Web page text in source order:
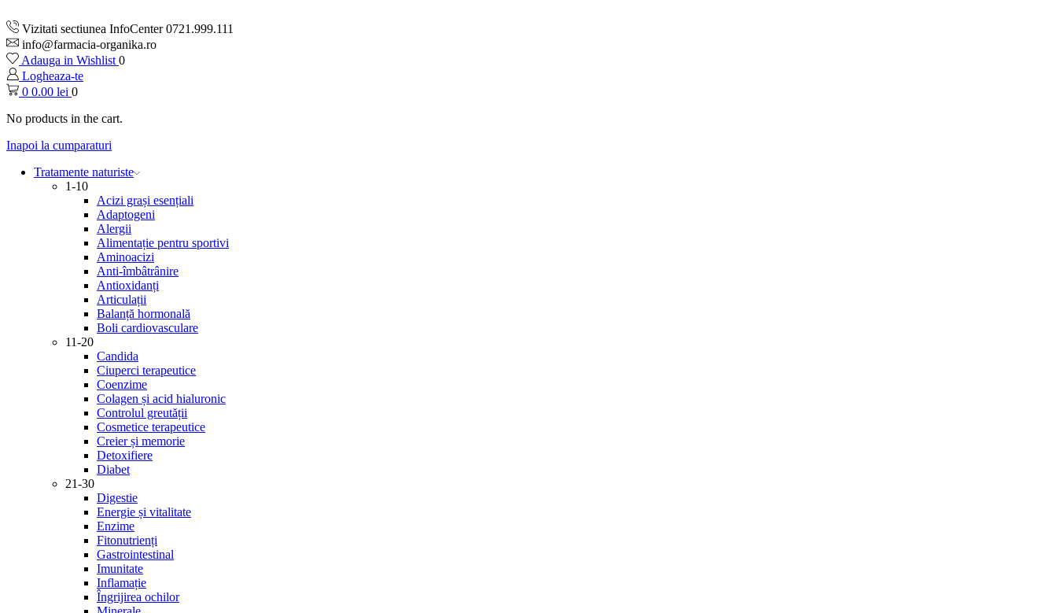
Vizitati sectiunea InfoCenter 0721.999.111
info@farmacia-organika.ro
Adauga in Wishlist 0
Logheaza-te
0 0.00 lei 0
No products in the cart.
Inapoi la cumparaturi
Tratamente naturiste
1-10
Acizi grași esențiali
Adaptogeni
Alergii
Alimentație pentru sportivi
Aminoacizi
Anti-îmbâtrânire
Antioxidanți
Articulații
Balanță hormonală
Boli cardiovasculare
11-20
Candida
Ciuperci terapeutice
Coenzime
Colagen și acid hialuronic
Controlul greutății
Cosmetice terapeutice
Creier și memorie
Detoxifiere
Diabet
21-30
Digestie
Energie și vitalitate
Enzime
Fitonutrienți
Gastrointestinal
Imunitate
Inflamație
Îngrijirea ochilor